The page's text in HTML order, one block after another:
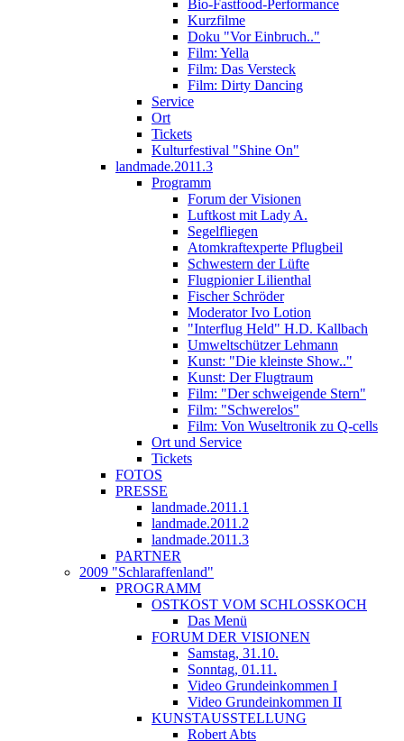
Bio-Fastfood-Performance
Kurzfilme
Doku "Vor Einbruch.."
Film: Yella
Film: Das Versteck
Film: Dirty Dancing
Service
Ort
Tickets
Kulturfestival "Shine On"
landmade.2011.3
Programm
Forum der Visionen
Luftkost mit Lady A.
Segelfliegen
Atomkraftexperte Pflugbeil
Schwestern der Lüfte
Flugpionier Lilienthal
Fischer Schröder
Moderator Ivo Lotion
"Interflug Held" H.D. Kallbach
Umweltschützer Lehmann
Kunst: "Die kleinste Show.."
Kunst: Der Flugtraum
Film: "Der schweigende Stern"
Film: "Schwerelos"
Film: Von Wuseltronik zu Q-cells
Ort und Service
Tickets
FOTOS
PRESSE
landmade.2011.1
landmade.2011.2
landmade.2011.3
PARTNER
2009 "Schlaraffenland"
PROGRAMM
OSTKOST VOM SCHLOSSKOCH
Das Menü
FORUM DER VISIONEN
Samstag, 31.10.
Sonntag, 01.11.
Video Grundeinkommen I
Video Grundeinkommen II
KUNSTAUSSTELLUNG
Robert Abts